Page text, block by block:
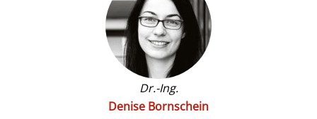
Dr.-Ing.
Denise Bornschein